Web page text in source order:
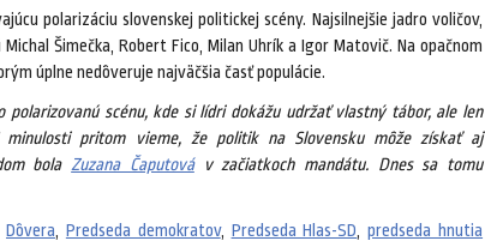
polarizáciu slovenskej politickej scény. Najsilnejšie jadro voličov,
Šimečka, Robert Fico, Milan Uhrík a Igor Matovič. Na opačnom
úplne nedôveruje najväčšia časť populácie.
polarizovanú scénu, kde si lídri dokážu udržať vlastný tábor, ale len
pritom vieme, že politik na Slovensku môže získať aj
bolaZuzana Čaputováv začiatkoch mandátu. Dnes sa tomu
Dôvera, Predseda demokratov, Predseda Hlas-SD,predseda hnutia